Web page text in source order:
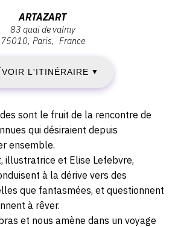
FACEBOOK
TWITTER
PINTEREST
14
2019
-
VENDREDI
10
JANVIER
2020
ARTAZART
83 quai de valmy
75010 Paris France
VOIR L'ITINÉRAIRE ▼
sont le fruit de la rencontre de
qui désiraient depuis
ensemble.
illustratrice et Elise Lefebvre,
à la dérive vers des
que fantasmées, et questionnent
à rêver.
et nous amène dans un voyage